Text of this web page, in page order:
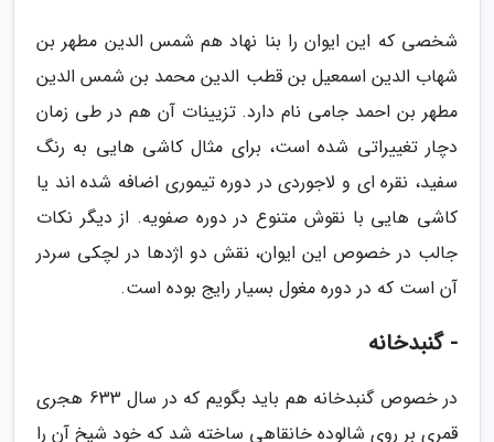
شخصی که این ایوان را بنا نهاد هم شمس الدین مطهر بن
شهاب الدین اسمعیل بن قطب الدین محمد بن شمس الدین
مطهر بن احمد جامی نام دارد. تزیینات آن هم در طی زمان
دچار تغییراتی شده است، برای مثال کاشی هایی به رنگ
سفید، نقره ای و لاجوردی در دوره تیموری اضافه شده اند یا
کاشی هایی با نقوش متنوع در دوره صفویه. از دیگر نکات
جالب در خصوص این ایوان، نقش دو اژدها در لچکی سردر
آن است که در دوره مغول بسیار رایج بوده است.
- گنبدخانه
در خصوص گنبدخانه هم باید بگویم که در سال 633 هجری
قمری بر روی شالوده خانقاهی ساخته شد که خود شیخ آن را